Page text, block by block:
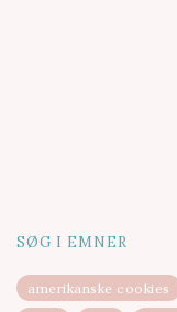
SØG I EMNER
amerikanske cookies